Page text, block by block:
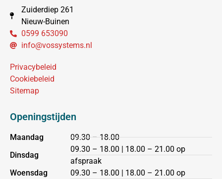
Zuiderdiep 261
Nieuw-Buinen
0599 653090
info@vossystems.nl
Privacybeleid
Cookiebeleid
Sitemap
Openingstijden
Maandag
Dinsdag
Woensdag
09.30 – 18.00
09.30 – 18.00 | 18.00 – 21.00 op
afspraak
09.30 – 18.00 | 18.00 – 21.00 op